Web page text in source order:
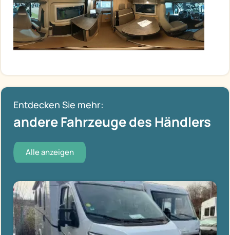
Entdecken Sie mehr:
andere Fahrzeuge des Händlers
Alle anzeigen